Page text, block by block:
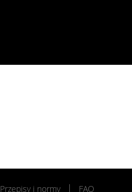
Przepisy i normy FAQ